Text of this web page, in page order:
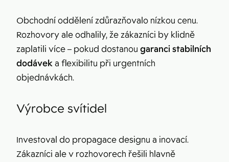
Obchodní oddělení zdůrazňovalo nízkou cenu.
Rozhovory ale odhalily, že zákazníci by klidně
zaplatili více – pokud dostanou garanci stabilních
dodáveka flexibilitu při urgentních
objednávkách.
Výrobce svítidel
Investoval do propagace designu a inovací.
Zákazníci ale v rozhovorech řešili hlavně